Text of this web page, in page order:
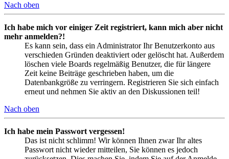
Nach oben
Ich habe mich vor einiger Zeit registriert, kann mich aber nicht
mehr anmelden?!
Es kann sein, dass ein Administrator Ihr Benutzerkonto aus
verschieden Gründen deaktiviert oder gelöscht hat. Außerdem
löschen viele Boards regelmäßig Benutzer, die für längere
Zeit keine Beiträge geschrieben haben, um die
Datenbankgröße zu verringern. Registrieren Sie sich einfach
erneut und nehmen Sie aktiv an den Diskussionen teil!
Nach oben
Ich habe mein Passwort vergessen!
Das ist nicht schlimm! Wir können Ihnen zwar Ihr altes
Passwort nicht wieder mitteilen, Sie können es jedoch